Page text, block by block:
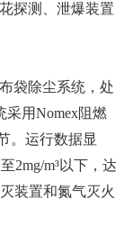
探测、泄爆装置
袋除尘系统，处
采用Nomex阻燃
。运行数据显
2mg/m³以下，达
装置和氮气灭火